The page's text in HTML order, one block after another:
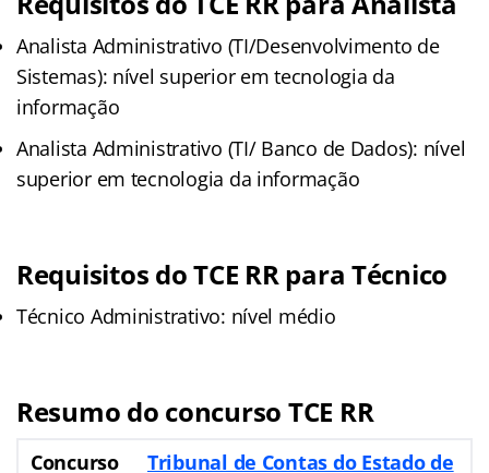
Analista Administrativo (TI/Desenvolvimento de
Sistemas): nível superior em tecnologia da
informação
Analista Administrativo (TI/ Banco de Dados): nível
superior em tecnologia da informação
Requisitos do TCE RR para Técnico
Técnico Administrativo: nível médio
Resumo do concurso TCE RR
Concurso
Tribunal de Contas do Estado de